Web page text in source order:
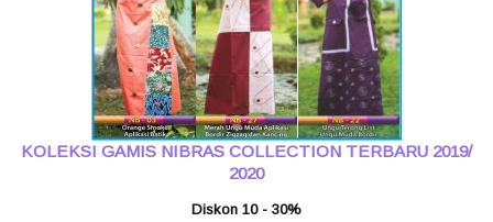
KOLEKSI GAMIS NIBRAS COLLECTION TERBARU 2019/
2020
Diskon 10 - 30%